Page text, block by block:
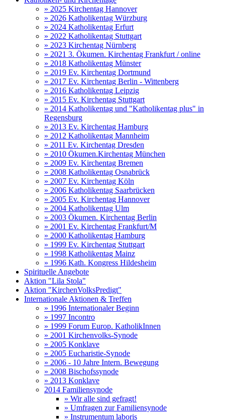
» 2025 Kirchentag Hannover
» 2026 Katholikentag Würzburg
» 2024 Katholikentag Erfurt
» 2022 Katholikentag Stuttgart
» 2023 Kirchentag Nürnberg
» 2021 3. Ökumen. Kirchentag Frankfurt / online
» 2018 Katholikentag Münster
» 2019 Ev. Kirchentag Dortmund
» 2017 Ev. Kirchentag Berlin - Wittenberg
» 2016 Katholikentag Leipzig
» 2015 Ev. Kirchentag Stuttgart
» 2014 Katholikentag und "Katholikentag plus" in
Regensburg
» 2013 Ev. Kirchentag Hamburg
» 2012 Katholikentag Mannheim
» 2011 Ev. Kirchentag Dresden
» 2010 Ökumen.Kirchentag München
» 2009 Ev. Kirchentag Bremen
» 2008 Katholikentag Osnabrück
» 2007 Ev. Kirchentag Köln
» 2006 Katholikentag Saarbrücken
» 2005 Ev. Kirchentag Hannover
» 2004 Katholikentag Ulm
» 2003 Ökumen. Kirchentag Berlin
» 2001 Ev. Kirchentag Frankfurt/M
» 2000 Katholikentag Hamburg
» 1999 Ev. Kirchentag Stuttgart
» 1998 Katholikentag Mainz
» 1996 Kath. Kongress Hildesheim
Spirituelle Angebote
Aktion "Lila Stola"
Aktion "KirchenVolksPredigt"
Internationale Aktionen & Treffen
» 1996 Internationaler Beginn
» 1997 Incontro
» 1999 Forum Europ. KatholikInnen
» 2001 Kirchenvolks-Synode
» 2005 Konklave
» 2005 Eucharistie-Synode
» 2006 - 10 Jahre Intern. Bewegung
» 2008 Bischofssynode
» 2013 Konklave
2014 Familiensynode
» Wir alle sind gefragt!
» Umfragen zur Familiensynode
» Instrumentum laboris